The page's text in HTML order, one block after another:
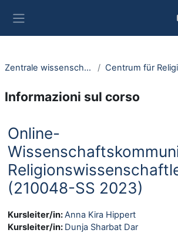
Zentrale wissenschaftliche Einrichtungen
Informazioni sul corso
Online-
(210048-SS 2023)
Kursleiter/in:Anna Kira Hippert
Kursleiter/in: Dunja Sharbat Dar